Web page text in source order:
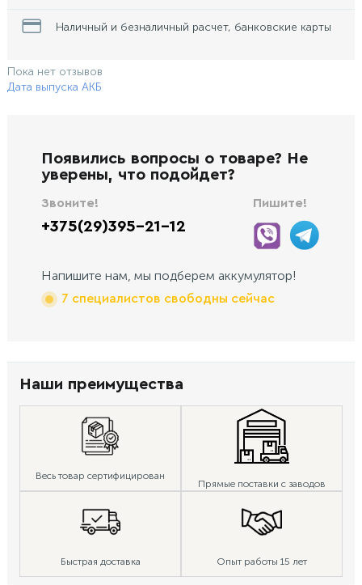
Наличный и безналичный расчет, банковские карты
Пока нет отзывов
Дата выпуска АКБ
Появились вопросы о товаре? Не
уверены, что подойдет?
Звоните!
+375(29)395-21-12
Пишите!
Напишите нам, мы подберем аккумулятор!
7 специалистов свободны сейчас
Наши преимущества
Весь товар сертифицирован
Прямые поставки с заводов
Быстрая доставка Опыт работы 15 лет